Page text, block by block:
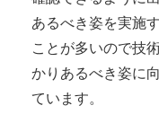
あるべき姿を実施
ことが多いので技
かりあるべき姿に
ています。